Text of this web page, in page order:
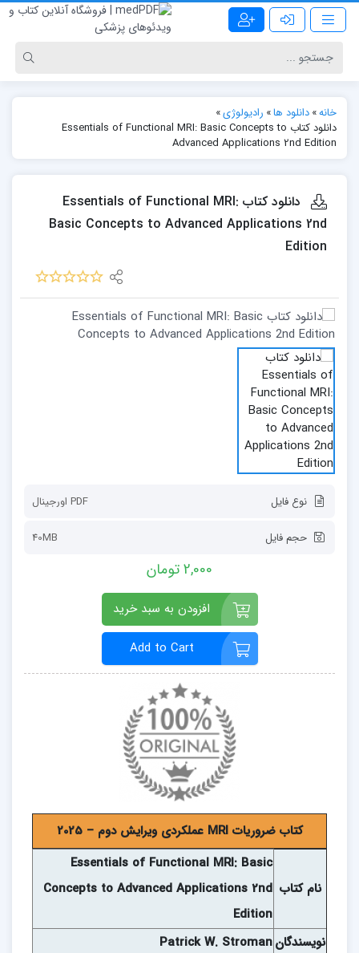
خانه»دانلود ها» رادیولوژی»
دانلود کتاب Essentials of Functional MRI: Basic Concepts to
Advanced Applications 2nd Edition
دانلود کتاب Essentials of Functional MRI:
Basic Concepts to Advanced Applications 2nd
Edition
نوع فایل PDF اورجينال
حجم فایل 40MB
2,000 تومان
افزودن به سبد خرید
Add to Cart
کتاب ضروریات MRI عملکردی ویرایش دوم – 2025
نام کتاب
Essentials of Functional MRI: Basic
Concepts to Advanced Applications 2nd
Edition
نويسندگانPatrick W. Stroman